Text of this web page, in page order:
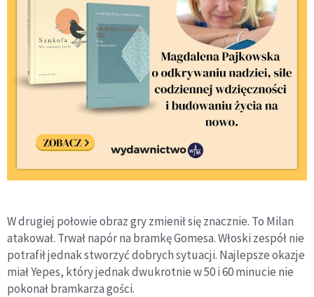
W drugiej połowie obraz gry zmienił się znacznie. To Milan
atakował. Trwał napór na bramkę Gomesa. Włoski zespół nie
potrafił jednak stworzyć dobrych sytuacji. Najlepsze okazje
miał Yepes, który jednak dwukrotnie w 50 i 60 minucie nie
pokonał bramkarza gości.